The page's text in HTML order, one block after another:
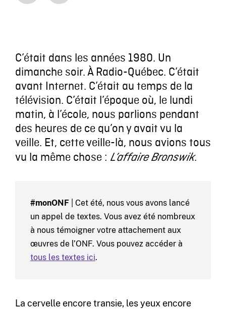
C’était dans les années 1980. Un
dimanche soir. À Radio-Québec. C’était
avant Internet. C’était au temps de la
télévision. C’était l’époque où, le lundi
matin, à l’école, nous parlions pendant
des heures de ce qu’on y avait vu la
veille. Et, cette veille-là, nous avions tous
vu la même chose : L’affaire Bronswik.
#monONF| Cet été, nous vous avons lancé
un appel de textes. Vous avez été nombreux
à nous témoigner votre attachement aux
œuvres de l’ONF. Vous pouvez accéder à
tous les textes ici.
La cervelle encore transie, les yeux encore